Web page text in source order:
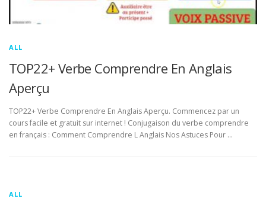
ALL
TOP22+ Verbe Comprendre En Anglais
Aperçu
TOP22+ Verbe Comprendre En Anglais Aperçu. Commencez par un
cours facile et gratuit sur internet ! Conjugaison du verbe comprendre
en français : Comment Comprendre L Anglais Nos Astuces Pour …
ALL